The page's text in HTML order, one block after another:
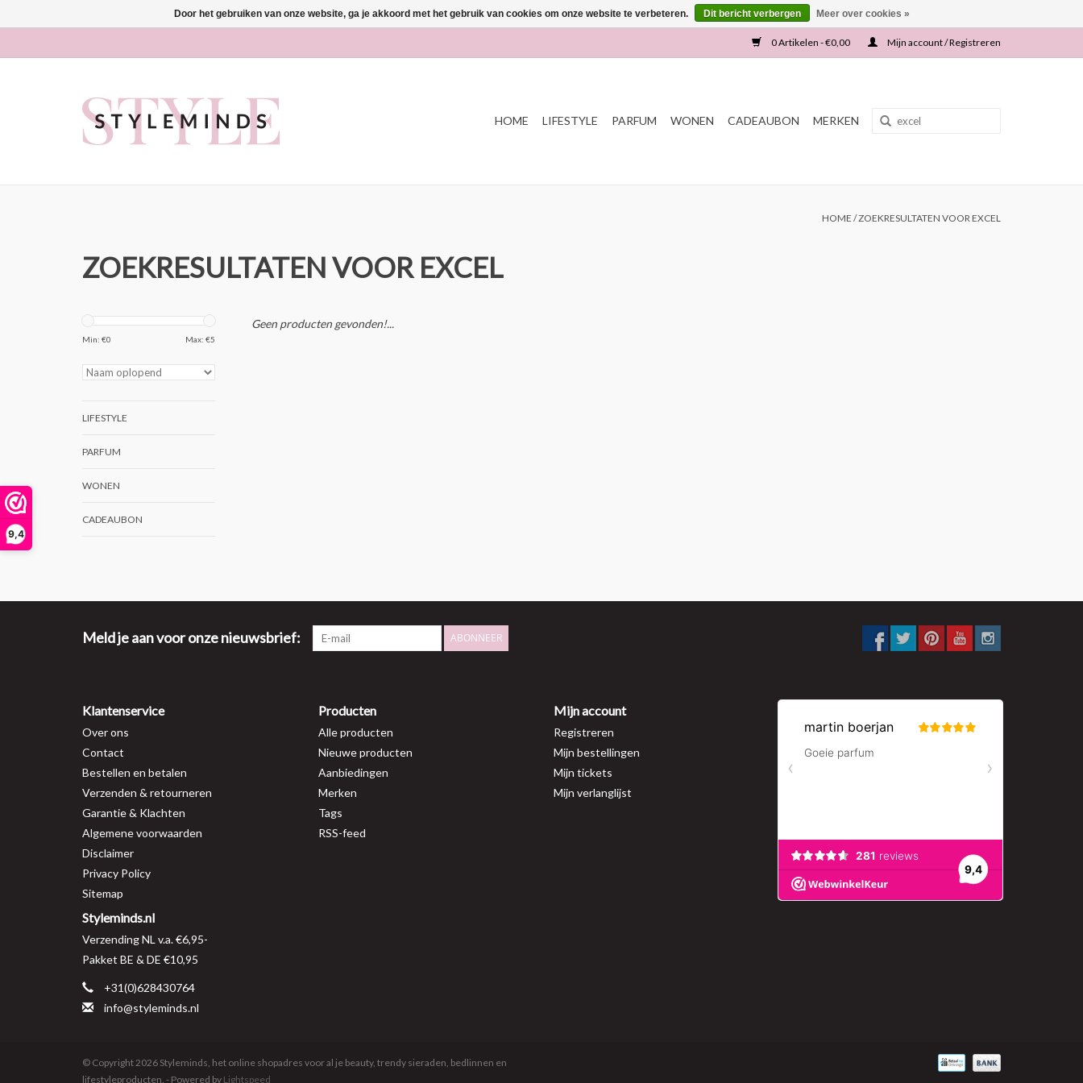
9,4
0 Artikelen - €0,00 Mijn account / Registreren
HOME LIFESTYLE PARFUM WONEN CADEAUBON MERKEN
ZOEKRESULTATEN VOOR EXCEL
HOME /ZOEKRESULTATEN VOOR EXCEL
Min: €0 Max: €5
LIFESTYLE
PARFUM
WONEN
CADEAUBON
Geen producten gevonden!...
Meld je aan voor onze nieuwsbrief: ABONNEER
Klantenservice
Over ons
Contact
Bestellen en betalen
Verzenden & retourneren
Garantie & Klachten
Algemene voorwaarden
Disclaimer
Privacy Policy
Sitemap
Producten
Alle producten
Nieuwe producten
Aanbiedingen
Merken
Tags
RSS-feed
Mijn account
Registreren
Mijn bestellingen
Mijn tickets
Mijn verlanglijst
Styleminds.nl
Verzending NL v.a. €6,95-
Pakket BE & DE €10,95
+31(0)628430764
info@styleminds.nl
© Copyright 2026 Styleminds, het online shopadres voor al je beauty, trendy sieraden, bedlinnen en
lifestyleproducten. - Powered by Lightspeed
Door het gebruiken van onze website, ga je akkoord met het gebruik van cookies om onze website te verbeteren. Dit bericht verbergen Meer over cookies »